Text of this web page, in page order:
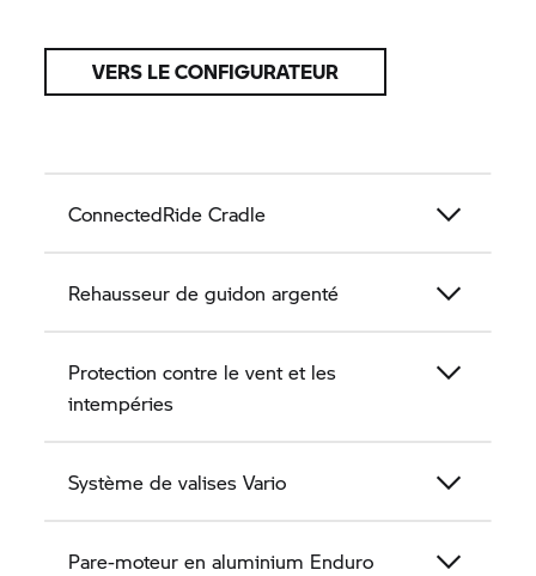
VERS LE CONFIGURATEUR
ConnectedRide Cradle
Rehausseur de guidon argenté
Protection contre le vent et les
intempéries
Système de valises Vario
Pare-moteur en aluminium Enduro